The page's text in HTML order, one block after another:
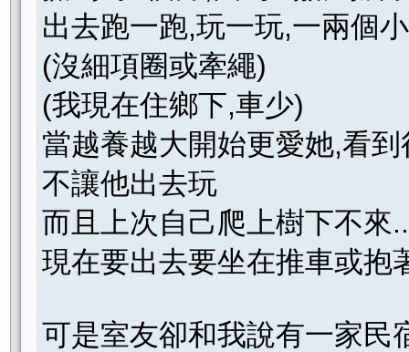
出去跑一跑,玩一玩,一兩個
(沒細項圈或牽繩)
(我現在住鄉下,車少)
當越養越大開始更愛她,看
不讓他出去玩
而且上次自己爬上樹下不來
現在要出去要坐在推車或抱
可是室友卻和我說有一家民